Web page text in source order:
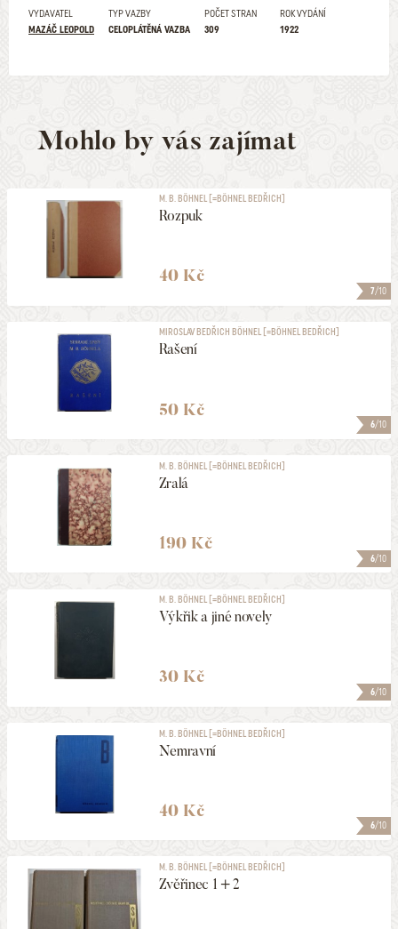
VYDAVATEL
MAZÁČ LEOPOLD
TYP VAZBY
CELOPLÁTĚNÁ VAZBA
POČET STRAN
309
ROK VYDÁNÍ
1922
Mohlo by vás zajímat
7/10
M. B. BÖHNEL [=BÖHNEL BEDŘICH]
Rozpuk
40 Kč
6/10
MIROSLAV BEDŘICH BÖHNEL [=BÖHNEL BEDŘICH]
Rašení
50 Kč
6/10
M. B. BÖHNEL [=BÖHNEL BEDŘICH]
Zralá
190 Kč
6/10
M. B. BÖHNEL [=BÖHNEL BEDŘICH]
Výkřik a jiné novely
30 Kč
6/10
M. B. BÖHNEL [=BÖHNEL BEDŘICH]
Nemravní
40 Kč
M. B. BÖHNEL [=BÖHNEL BEDŘICH]
Zvěřinec 1 + 2